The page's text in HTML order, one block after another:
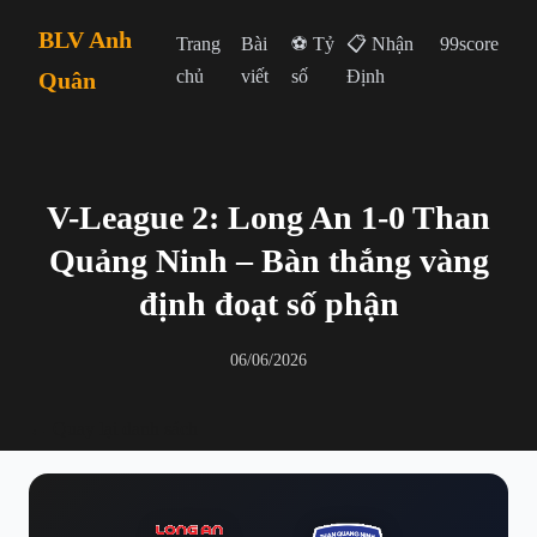
BLV Anh
Quân
Trang
chủ
Bài
viết
⚽ Tỷ
số
📋 Nhận
Định
99score
V-League 2: Long An 1-0 Than
Quảng Ninh – Bàn thắng vàng
định đoạt số phận
06/06/2026